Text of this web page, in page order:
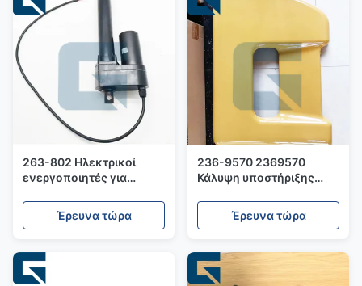
263-802 Ηλεκτρικοί
ενεργοποιητές για
Έρευνα τώρα
236-9570 2369570
Κάλυψη υποστήριξης
320D 325D
Έρευνα τώρα